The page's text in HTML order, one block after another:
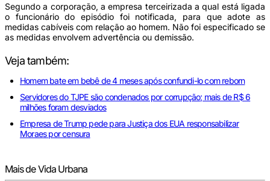
Segundo a corporação, a empresa terceirizada a qual está ligada
o funcionário do episódio foi notificada, para que adote as
medidas cabíveis com relação ao homem. Não foi especificado se
as medidas envolvem advertência ou demissão.
Veja também:
Homem bate em bebê de 4 meses após confundi-lo com reborn
Servidores do TJPE são condenados por corrupção; mais de R$ 6
milhões foram desviados
Empresa de Trump pede para Justiça dos EUA responsabilizar
Moraes por censura
Mais de Vida Urbana